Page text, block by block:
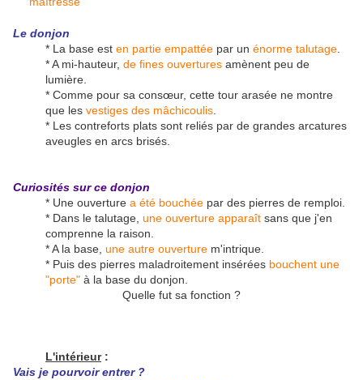
Le donjon
* La base est en partie empattée par un énorme talutage
* A mi-hauteur, de fines ouvertures amènent peu de
lumière.
* Comme pour sa consœur, cette tour arasée ne montre
que les vestiges des mâchicoulis
* Les contreforts plats sont reliés par de grandes arcatures
aveugles en arcs brisés.
Curiosités sur ce donjon
* Une ouverture a été bouchée par des pierres de remploi.
* Dans le talutage, une ouverture apparaît sans que j'en
comprenne la raison.
* A la base, une autre ouverture m'intrique.
* Puis des pierres maladroitement insérées bouchent une
"porte" à la base du donjon.
Quelle fut sa fonction ?
L'intérieur:
Vais je pourvoir entrer ?